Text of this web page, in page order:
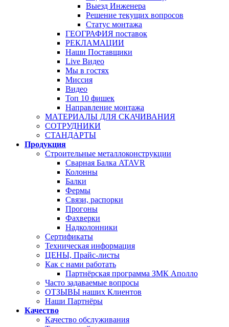
Выезд Инженера
Решение текущих вопросов
Статус монтажа
ГЕОГРАФИЯ поставок
РЕКЛАМАЦИИ
Наши Поставщики
Live Видео
Мы в гостях
Миссия
Видео
Топ 10 фишек
Направление монтажа
МАТЕРИАЛЫ ДЛЯ СКАЧИВАНИЯ
СОТРУДНИКИ
СТАНДАРТЫ
Продукция
Строительные металлоконструкции
Сварная Балка ATAVR
Колонны
Балки
Фермы
Связи, распорки
Прогоны
Фахверки
Надколонники
Сертификаты
Техническая информация
ЦЕНЫ, Прайс-листы
Как с нами работать
Партнёрская программа ЗМК Аполло
Часто задаваемые вопросы
ОТЗЫВЫ наших Клиентов
Наши Партнёры
Качество
Качество обслуживания